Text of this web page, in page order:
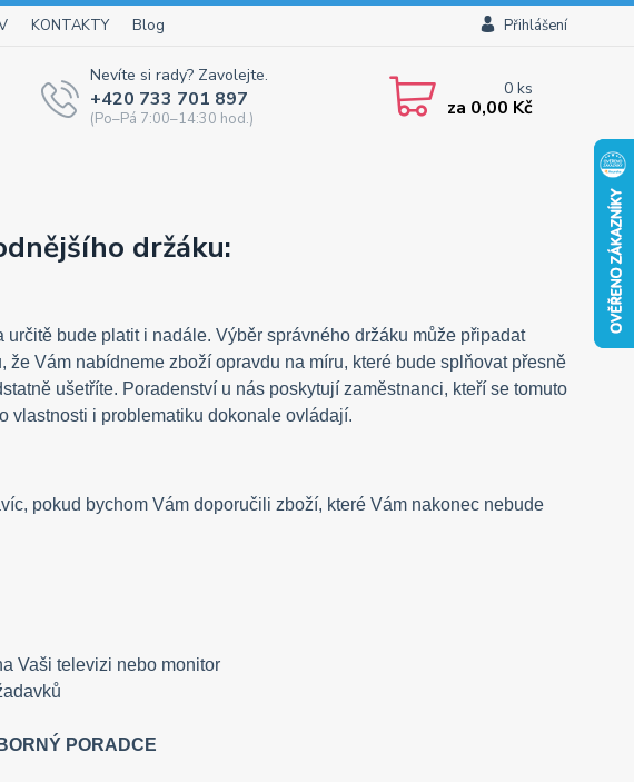
KONTAKTY Blog Přihlášení
Nevíte si rady? Zavolejte.
+420 733 701 897
(Po–Pá 7:00–14:30 hod.)
0ks
za 0,00 Kč
držáku:
bude platit i nadále. Výběr správného držáku může připadat
Vám nabídneme zboží opravdu na míru, které bude splňovat přesně
ušetříte. Poradenství u nás poskytují zaměstnanci, kteří se tomuto
vlastnosti i problematiku dokonale ovládají.
pokud bychom Vám doporučili zboží, které Vám nakonec nebude
Vaši televizi nebo monitor
PORADCE